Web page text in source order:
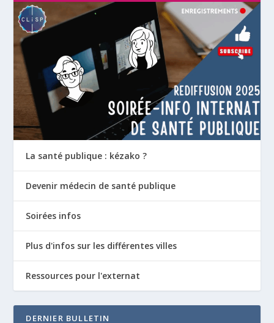
La santé publique : kézako ?
Devenir médecin de santé publique
Soirées infos
Plus d'infos sur les différentes villes
Ressources pour l'externat
DERNIER BULLETIN